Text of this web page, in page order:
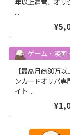
...
ゲーム・漫画
【最高月商80万
ンカードオリパ専
イト ...